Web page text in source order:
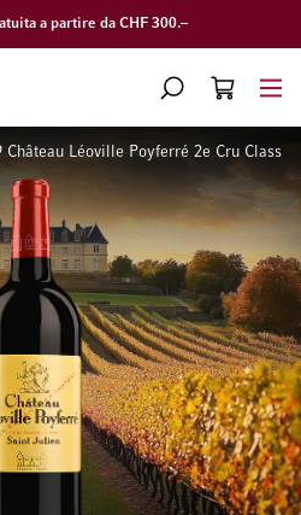
a partire da CHF 300.–
CERCA
CART
Château Léoville Poyferré 2e Cru Classé
fine della galleria di immagini
Vai all'inizio della galleria